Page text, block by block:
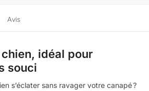
Avis
idéal pour
souci
s’éclater sans ravager votre canapé ?